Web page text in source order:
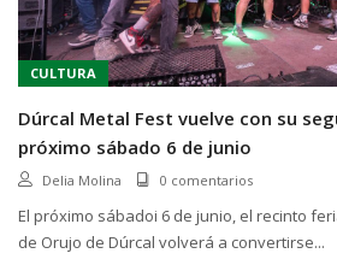
CULTURA
Dúrcal Metal Fest vuelve con su
próximo sábado 6 de junio
Delia Molina 0 comentarios
El próximo sábadoi 6 de junio, el recinto
de Orujo de Dúrcal volverá a convertirse...